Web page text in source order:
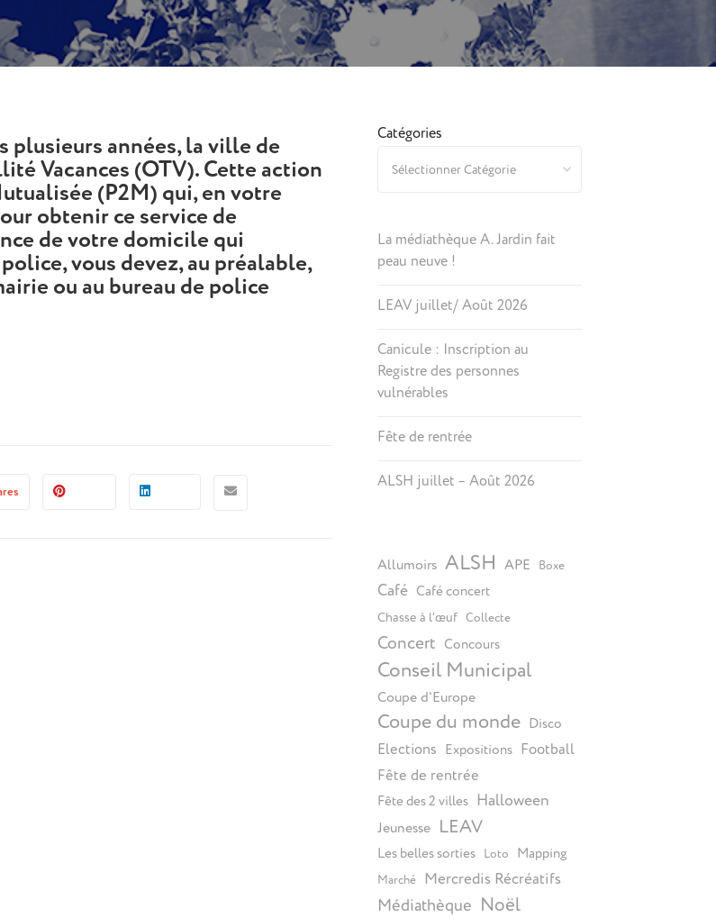
plusieurs années, la ville de
Vacances (OTV). Cette action
(P2M) qui, en votre
obtenir ce service de
de votre domicile qui
vous devez, au préalable,
ou au bureau de police
Catégories
La médiathèque A. Jardin fait
peau neuve !
LEAV juillet/ Août 2026
Canicule : Inscription au
Registre des personnes
vulnérables
Fête de rentrée
ALSH juillet – Août 2026
Allumoirs ALSH APE Boxe
Café Café concert
Chasse à l’œuf Collecte
Concert Concours
Conseil Municipal
Coupe d'Europe
Coupe du monde Disco
Elections Expositions Football
Fête de rentrée
Fête des 2 villes Halloween
Jeunesse LEAV
Les belles sorties Loto Mapping
Marché Mercredis Récréatifs
Médiathèque Noël